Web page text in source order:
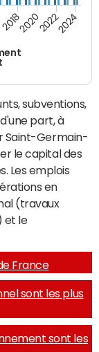
2018202020222024
subventions,
part, à
Saint-Germain-
le capital des
Les emplois
en
(travaux
et le
France
sont les plus
sont les